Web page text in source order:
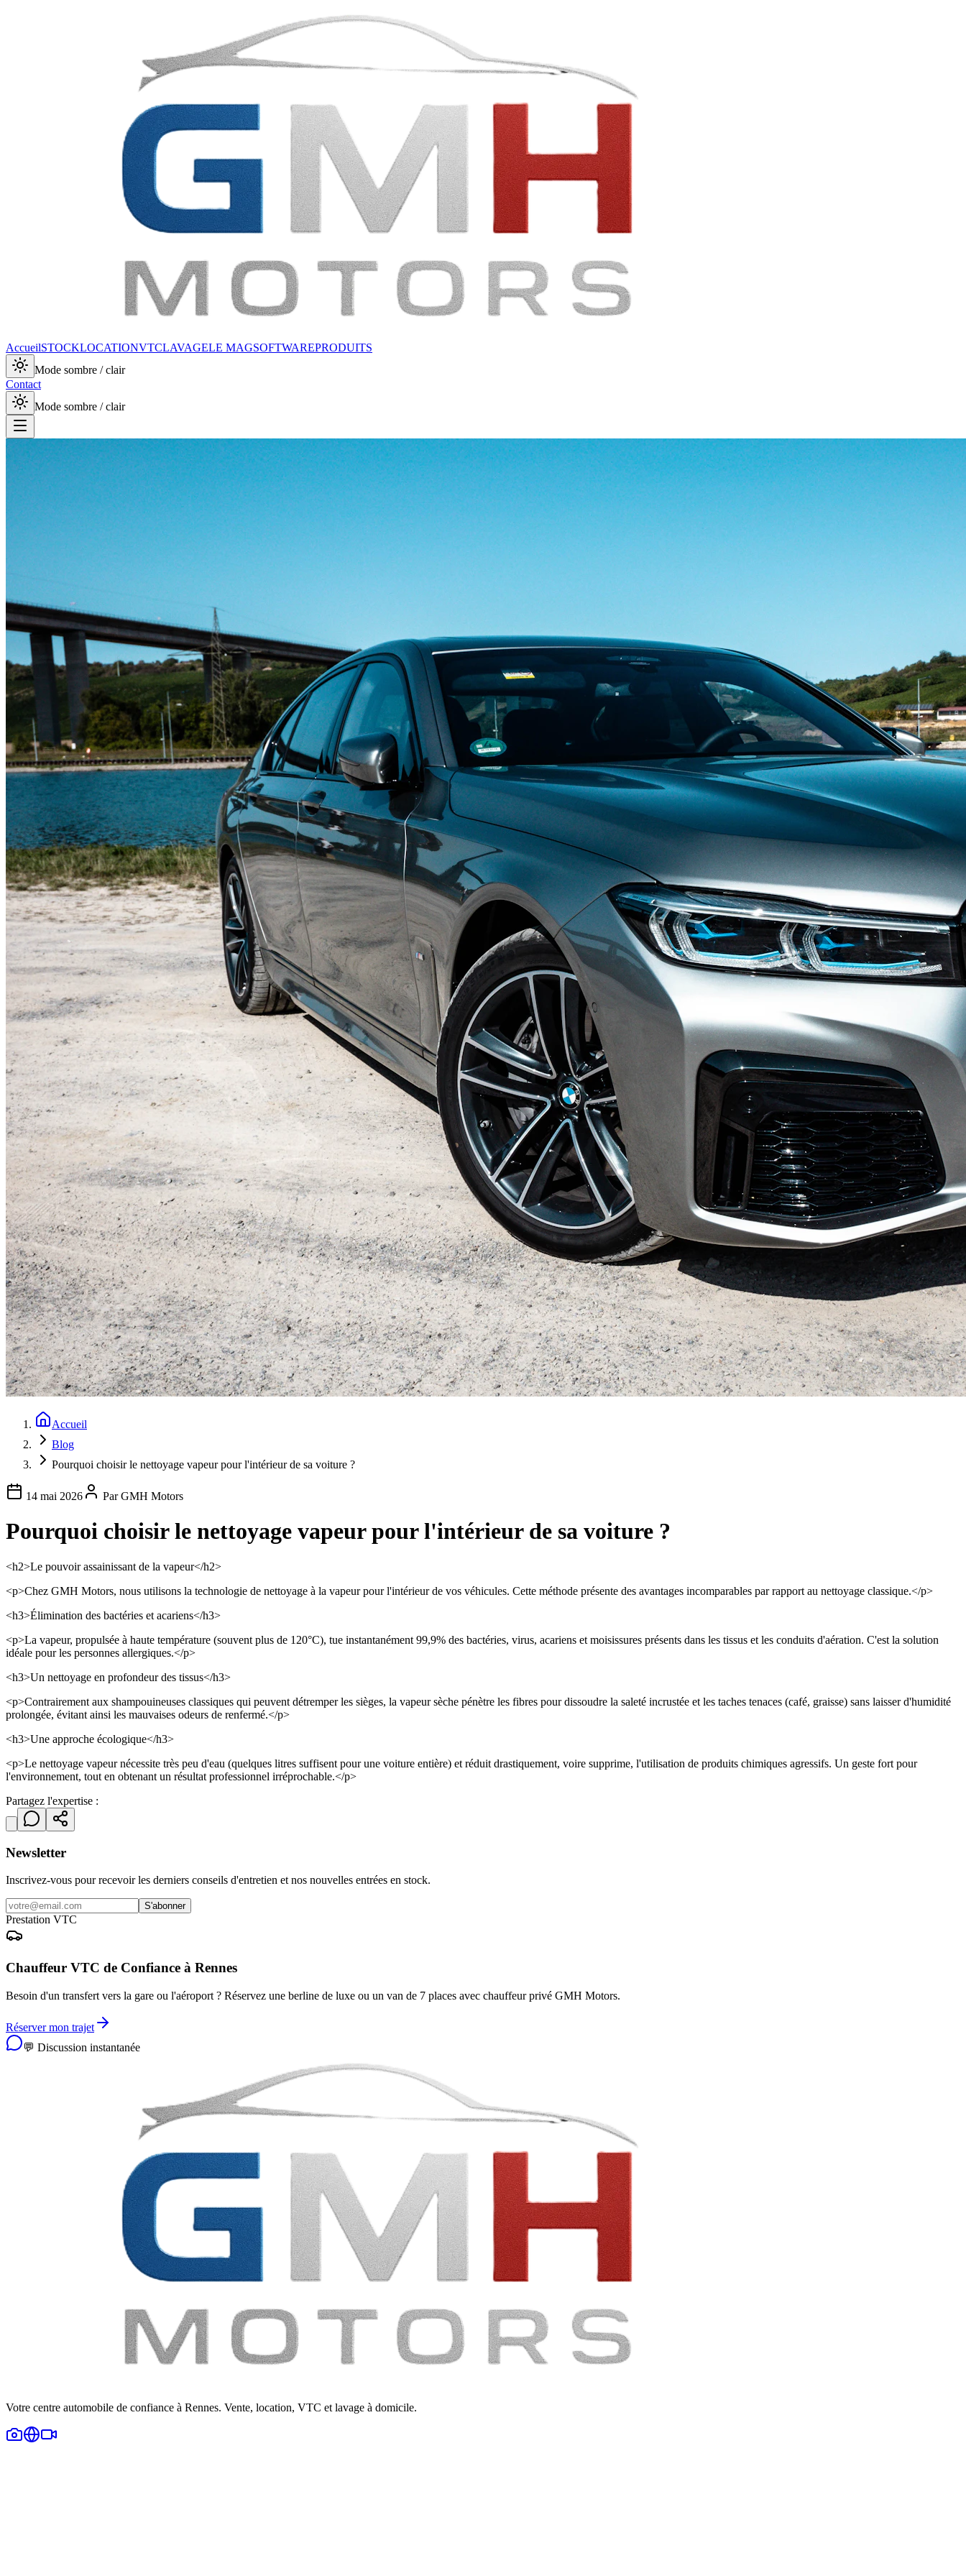
AccueilSTOCKLOCATIONVTCLAVAGELE MAGSOFTWAREPRODUITS
Mode sombre / clair
Contact
Mode sombre / clair
Accueil
Blog
Pourquoi choisir le nettoyage vapeur pour l'intérieur de sa voiture ?
14 mai 2026 ParGMH Motors
Pourquoi choisir le nettoyage vapeur pour l'intérieur de sa voiture ?
<h2>Le pouvoir assainissant de la vapeur</h2>
<p>Chez GMH Motors, nous utilisons la technologie de nettoyage à la vapeur pour l'intérieur de vos véhicules. Cette méthode présente des avantages incomparables par rapport au nettoyage classique.</p>
<h3>Élimination des bactéries et acariens</h3>
<p>La vapeur, propulsée à haute température (souvent plus de 120°C), tue instantanément 99,9% des bactéries, virus, acariens et moisissures présents dans les tissus et les conduits d'aération. C'est la solution
idéale pour les personnes allergiques.</p>
<h3>Un nettoyage en profondeur des tissus</h3>
<p>Contrairement aux shampouineuses classiques qui peuvent détremper les sièges, la vapeur sèche pénètre les fibres pour dissoudre la saleté incrustée et les taches tenaces (café, graisse) sans laisser d'humidité
prolongée, évitant ainsi les mauvaises odeurs de renfermé.</p>
<h3>Une approche écologique</h3>
<p>Le nettoyage vapeur nécessite très peu d'eau (quelques litres suffisent pour une voiture entière) et réduit drastiquement, voire supprime, l'utilisation de produits chimiques agressifs. Un geste fort pour
l'environnement, tout en obtenant un résultat professionnel irréprochable.</p>
Partagez l'expertise :
Newsletter
Inscrivez-vous pour recevoir les derniers conseils d'entretien et nos nouvelles entrées en stock.
S'abonner
Prestation VTC
Chauffeur VTC de Confiance à Rennes
Besoin d'un transfert vers la gare ou l'aéroport ? Réservez une berline de luxe ou un van de 7 places avec chauffeur privé GMH Motors.
Réserver mon trajet
💬 Discussion instantanée
Votre centre automobile de confiance à Rennes. Vente, location, VTC et lavage à domicile.